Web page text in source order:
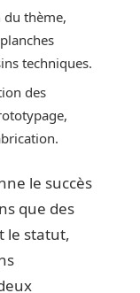
du thème,
techniques.
des
le succès
que des
le statut,